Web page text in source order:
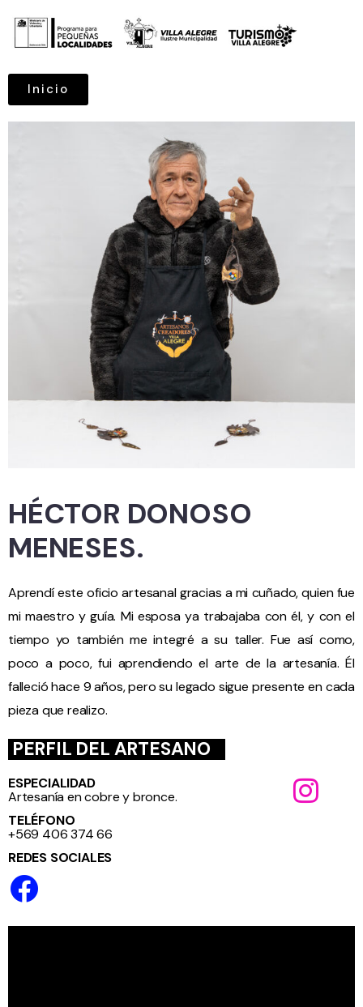
Inicio
HÉCTOR DONOSO
MENESES.
Aprendí este oficio artesanal gracias a mi cuñado, quien fue
mi maestro y guía. Mi esposa ya trabajaba con él, y con el
tiempo yo también me integré a su taller. Fue así como,
poco a poco, fui aprendiendo el arte de la artesanía. Él
falleció hace 9 años, pero su legado sigue presente en cada
pieza que realizo.
PERFIL DEL ARTESANO
ESPECIALIDAD
Artesanía en cobre y bronce.
TELÉFONO
+569 406 374 66
REDES SOCIALES